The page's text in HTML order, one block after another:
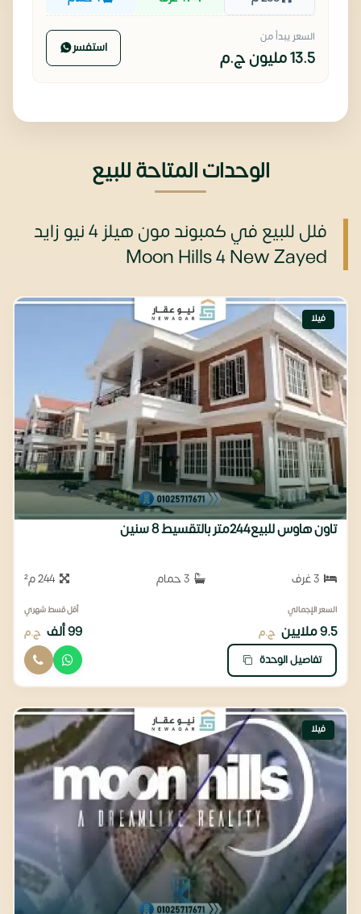
السعر يبدأ من
13.5 مليون ج.م استفسر
الوحدات المتاحة للبيع
فلل للبيع في كمبوند مون هيلز 4 نيو زايد
Moon Hills 4 New Zayed
فيلا
تاون هاوس للبيع244متر بالتقسيط 8 سنين
3 حمام 244 م²
السعر الإجمالي
9.5 ملايين ج.م
أقل قسط شهري
99 ألف ج.م
تفاصيل الوحدة
فيلا